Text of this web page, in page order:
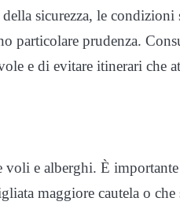
sicurezza, le condizioni
particolare prudenza.
e di evitare itinerari che
e alberghi. È
maggiore cautela o